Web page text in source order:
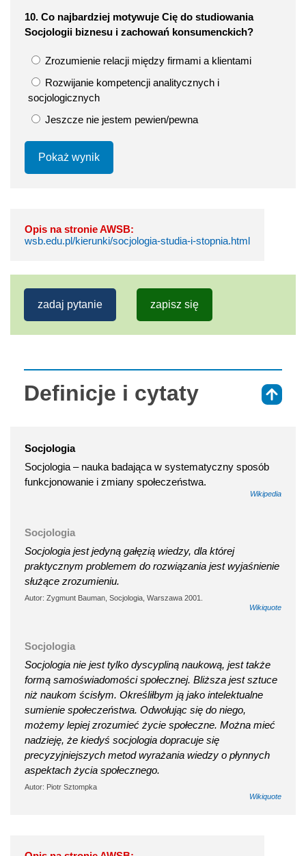
10. Co najbardziej motywuje Cię do studiowania
Socjologii biznesu i zachowań konsumenckich?
Zrozumienie relacji między firmami a klientami
Rozwijanie kompetencji analitycznych i
socjologicznych
Jeszcze nie jestem pewien/pewna
Pokaż wynik
Opis na stronie AWSB:
wsb.edu.pl/kierunki/socjologia-studia-i-stopnia.html
zadaj pytanie zapisz się
Definicje i cytaty
Socjologia
Socjologia – nauka badająca w systematyczny sposób
funkcjonowanie i zmiany społeczeństwa.
Wikipedia
Socjologia
Socjologia jest jedyną gałęzią wiedzy, dla której
praktycznym problemem do rozwiązania jest wyjaśnienie
służące zrozumieniu.
Autor: Zygmunt Bauman, Socjologia, Warszawa 2001.
Wikiquote
Socjologia
Socjologia nie jest tylko dyscypliną naukową, jest także
formą samoświadomości społecznej. Bliższa jest sztuce
niż naukom ścisłym. Określiłbym ją jako intelektualne
sumienie społeczeństwa. Odwołując się do niego,
możemy lepiej zrozumieć życie społeczne. Można mieć
nadzieję, że kiedyś socjologia dopracuje się
precyzyjniejszych metod wyrażania wiedzy o płynnych
aspektach życia społecznego.
Autor: Piotr Sztompka
Wikiquote